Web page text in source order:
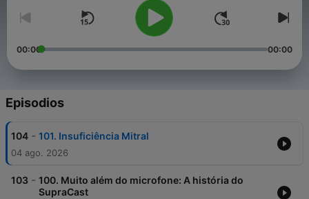
00:00 00:00
Episodios
104 - 101. Insuficiência Mitral
04 ago. 2026
103 - 100. Muito além do microfone: A história do
SupraCast